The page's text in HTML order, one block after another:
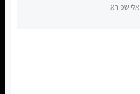
אלי שפירא